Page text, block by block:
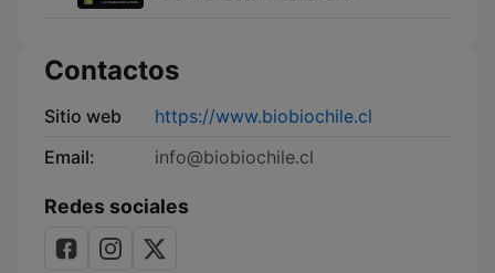
Contactos
Sitio web
https://www.biobiochile.cl
Email:
info@biobiochile.cl
Redes sociales